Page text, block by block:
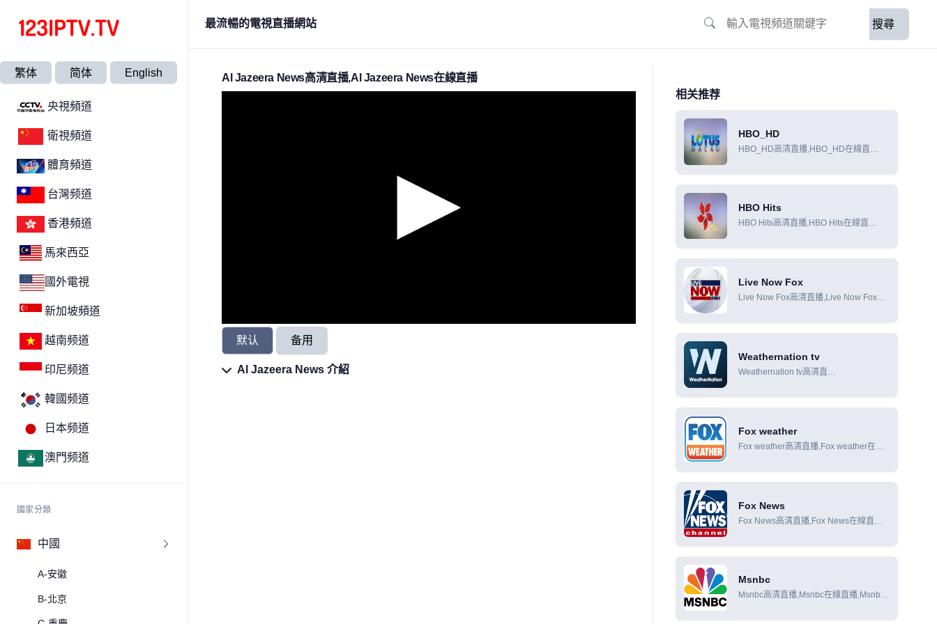
繁体 简体 English
央視頻道
衛視頻道
體育頻道
台灣频道
香港頻道
馬來西亞
國外電視
新加坡頻道
越南频道
印尼频道
韓國频道
日本频道
澳門频道
國家分類
中國
A-安徽
B-北京
最流暢的電視直播網站 搜尋
Al Jazeera News高清直播,Al Jazeera News在線直播
默认 备用
Al Jazeera News 介紹
相关推荐
HBO_HD
HBO_HD高清直播,HBO_HD在線直
HBO Hits
HBO Hits高清直播,HBO Hits在線直
Live Now Fox
Live Now Fox高清直播,Live Now Fox在
Weathernation tv
Weathernation tv高清直
播,Weathernation tv在線觀看
Fox weather
Fox weather高清直播,Fox weather在線
Fox News
Fox News高清直播,Fox News在線直
Msnbc
Msnbc高清直播,Msnbc在線直播,Msnbc